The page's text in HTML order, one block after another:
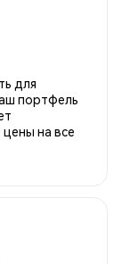
для
портфель
на все